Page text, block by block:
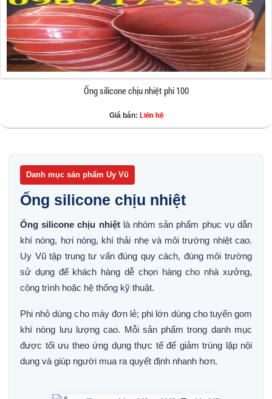
Ống silicone chịu nhiệt phi 100
Giá bán: Liên hệ
Danh mục sản phẩm Uy Vũ
Ống silicone chịu nhiệt
Ống silicone chịu nhiệtlà nhóm sản phẩm phục vụ dẫn
khí nóng, hơi nóng, khí thải nhẹ và môi trường nhiệt cao.
Uy Vũ tập trung tư vấn đúng quy cách, đúng môi trường
sử dụng để khách hàng dễ chọn hàng cho nhà xưởng,
công trình hoặc hệ thống kỹ thuật.
Phi nhỏ dùng cho máy đơn lẻ; phi lớn dùng cho tuyến gom
khí nóng lưu lượng cao. Mỗi sản phẩm trong danh mục
được tối ưu theo ứng dụng thực tế để giảm trùng lặp nội
dung và giúp người mua ra quyết định nhanh hơn.